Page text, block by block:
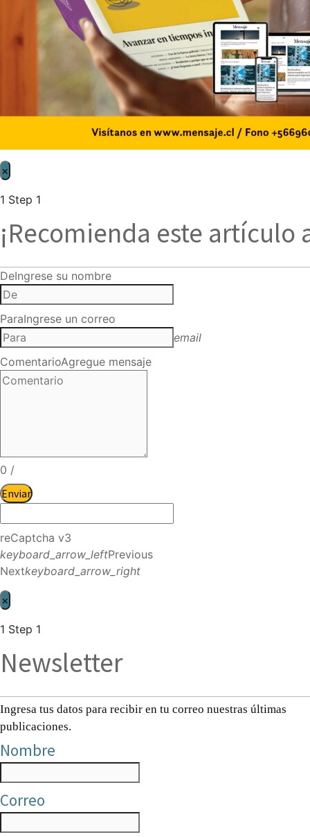
×
1 Step 1
¡Recomienda este artículo
DeIngrese su nombre
ParaIngrese un correo
email
ComentarioAgregue mensaje
0 /
Enviar
reCaptcha v3
keyboard_arrow_leftPrevious
Nextkeyboard_arrow_right
×
1 Step 1
Newsletter
Ingresa tus datos para recibir en tu correo nuestras últimas
publicaciones.
Nombre
Correo